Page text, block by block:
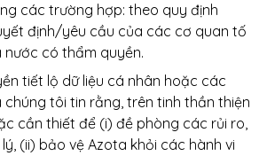
các trường hợp: theo quy định
định/yêu cầu của các cơ quan tố
có thẩm quyền.
tiết lộ dữ liệu cá nhân hoặc các
tôi tin rằng, trên tinh thần thiện
cần thiết để (i) đề phòng các rủi ro,
(ii) bảo vệ Azota khỏi các hành vi